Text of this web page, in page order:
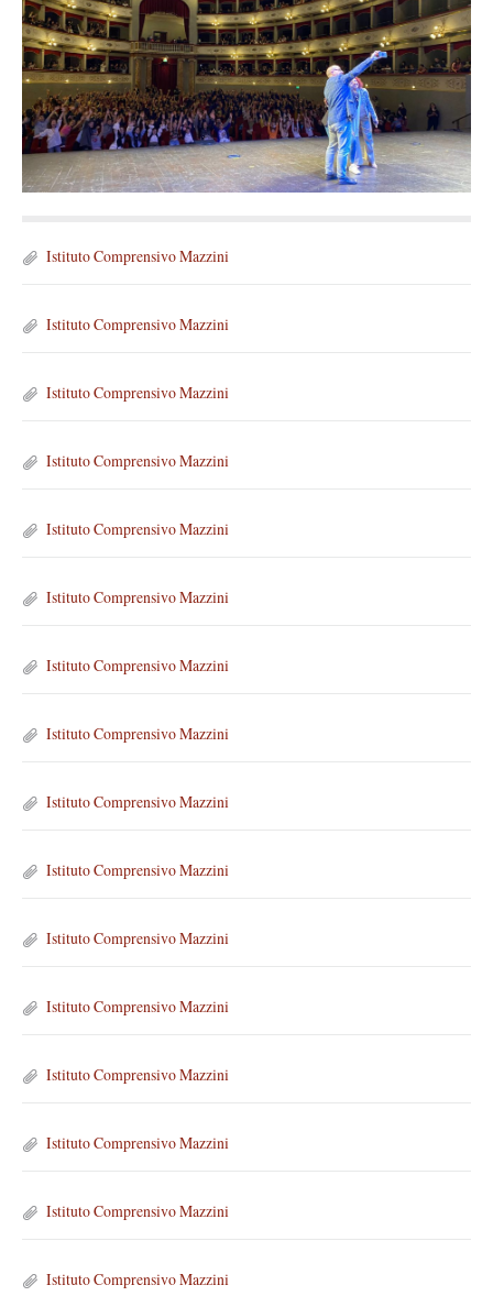
d
i
g
a
l
e
y
i
e
l
g
a
i
Istituto Comprensivo Mazzini
Istituto Comprensivo Mazzini
Istituto Comprensivo Mazzini
Istituto Comprensivo Mazzini
Istituto Comprensivo Mazzini
Istituto Comprensivo Mazzini
Istituto Comprensivo Mazzini
Istituto Comprensivo Mazzini
Istituto Comprensivo Mazzini
Istituto Comprensivo Mazzini
Istituto Comprensivo Mazzini
Istituto Comprensivo Mazzini
Istituto Comprensivo Mazzini
Istituto Comprensivo Mazzini
Istituto Comprensivo Mazzini
Istituto Comprensivo Mazzini